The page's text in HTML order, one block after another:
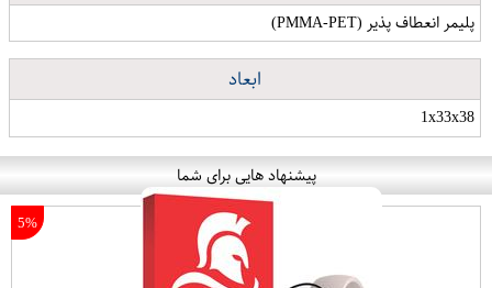
پلیمر انعطاف پذیر (PMMA-PET)
ابعاد
1x33x38
پیشنهاد هایی برای شما
5%